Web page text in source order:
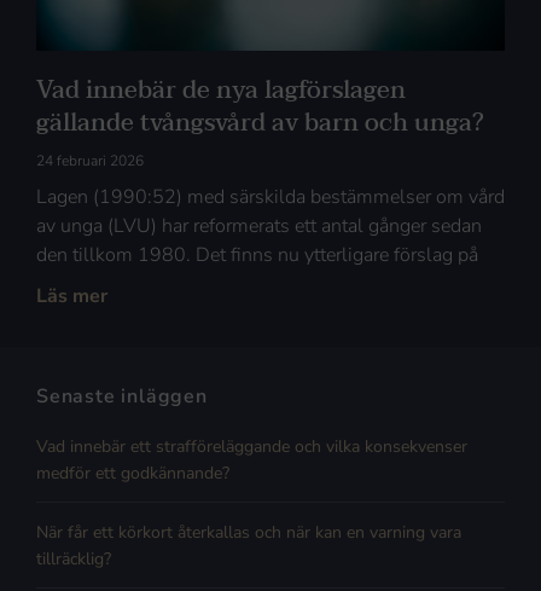
Vad innebär de nya lagförslagen
gällande tvångsvård av barn och unga?
24 februari 2026
Lagen (1990:52) med särskilda bestämmelser om vård
av unga (LVU) har reformerats ett antal gånger sedan
den tillkom 1980. Det finns nu ytterligare förslag på
Läs mer
Senaste inläggen
Vad innebär ett strafföreläggande och vilka konsekvenser
medför ett godkännande?
När får ett körkort återkallas och när kan en varning vara
tillräcklig?